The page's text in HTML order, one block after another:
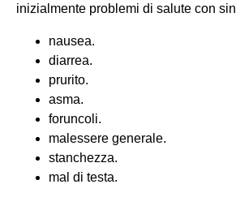
inizialmente problemi di salute con
nausea.
diarrea.
prurito.
asma.
foruncoli.
malessere generale.
stanchezza.
mal di testa.